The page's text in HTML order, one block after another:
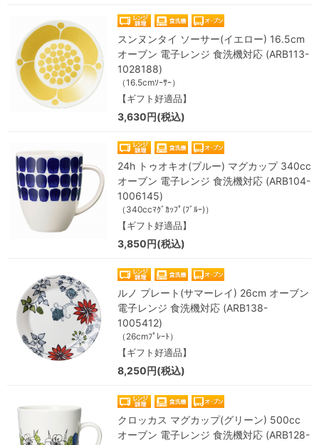
スンヌンタイ ソーサー(イエロー) 16.5cm
オーブン 電子レンジ 食洗機対応 (ARB113-
1028188)
（16.5cmｿｰｻｰ）
【ギフト好適品】
3,630円(税込)
24h トゥオキオ(ブルー) マグカップ 340cc
オーブン 電子レンジ 食洗機対応 (ARB104-
1006145)
（340ccﾏｸﾞｶｯﾌﾟ(ﾌﾞﾙｰ)）
【ギフト好適品】
3,850円(税込)
ルノ プレート(サマーレイ) 26cm オーブン
電子レンジ 食洗機対応 (ARB138-
1005412)
（26cmﾌﾟﾚｰﾄ）
【ギフト好適品】
8,250円(税込)
クロッカス マグカップ(グリーン) 500cc
オーブン 電子レンジ 食洗機対応 (ARB128-